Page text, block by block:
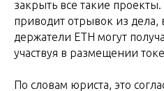
закрыть все такие
приводит отрывок из дела,
держатели ETH могут
участвуя в размещении
По словам юриста, это